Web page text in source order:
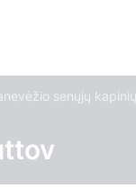
senųjų